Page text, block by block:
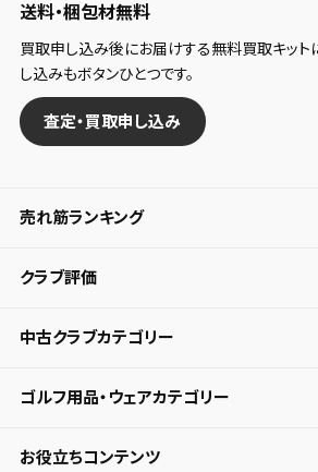
送料・梱包材無料
買取申し込み後にお届けする無料買取キット
し込みもボタンひとつです。
査定・買取申し込み
売れ筋ランキング
クラブ評価
中古クラブカテゴリー
ゴルフ用品・ウェアカテゴリー
お役立ちコンテンツ